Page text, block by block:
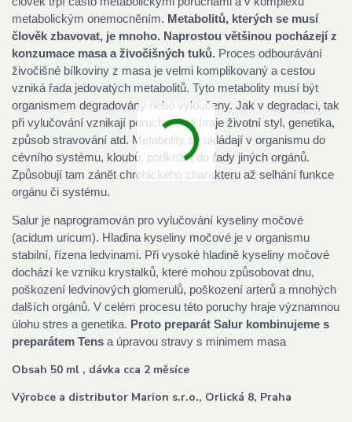
metabolickým onemocněním. Metabolitů, kterých se musí
člověk zbavovat, je mnoho. Naprostou většinou pocházejí z
konzumace masa a živočišných tuků. Proces odbourávání
živočišné bílkoviny z masa je velmi komplikovaný a cestou
vzniká řada jedovatých metabolitů. Tyto metabolity musí být
organismem degradovány nebo vyloučeny. Jak v degradaci, tak
při vylučování vznikají poruchy. Roli hraje životní styl, genetika,
způsob stravování atd. Metabolity se ukládají v organismu do
cévního systému, kloubů, podkoží i do řady jiných orgánů.
Způsobují tam zánět chronického charakteru až selhání funkce
orgánu či systému.
Salur je naprogramován pro vylučování kyseliny močové
(acidum uricum). Hladina kyseliny močové je v organismu
stabilní, řízena ledvinami. Při vysoké hladině kyseliny močové
dochází ke vzniku krystalků, které mohou způsobovat dnu,
poškození ledvinových glomerulů, poškození arterů a mnohých
dalších orgánů. V celém procesu této poruchy hraje významnou
úlohu stres a genetika. Proto preparát Salur kombinujeme s
preparátem Tens a úpravou stravy s minimem masa
Obsah 50 ml , dávka cca 2 měsíce
Výrobce a distributor Marion s.r.o., Orlická 8, Praha